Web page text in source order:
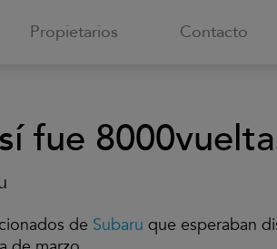
Propietarios Contacto
fue
de Subaru que esperaban